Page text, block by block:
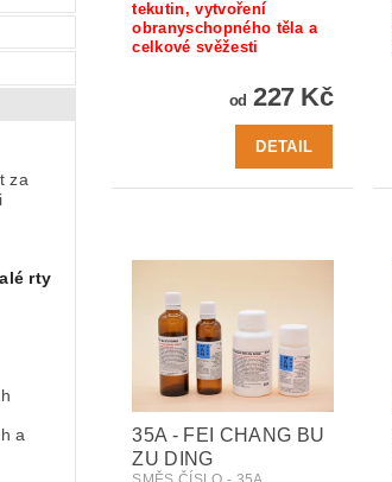
za
rty
a
tekutin, vytvoření
obranyschopného těla a
celkové svěžesti
od 227 Kč
DETAIL
35A - FEI CHANG BU
ZU DING